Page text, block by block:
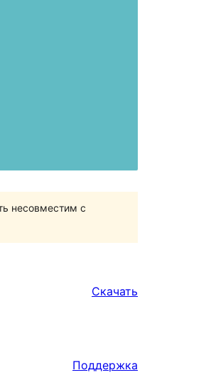
несовместим с
Скачать
Поддержка